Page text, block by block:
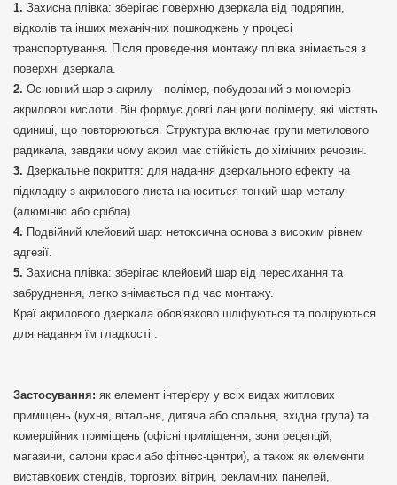
Захисна плівка: зберігає поверхню дзеркала від подряпин,
відколів та інших механічних пошкоджень у процесі
транспортування. Після проведення монтажу плівка знімається з
поверхні дзеркала.
Основний шар з акрилу - полімер, побудований з мономерів
акрилової кислоти. Він формує довгі ланцюги полімеру, які містять
одиниці, що повторюються. Структура включає групи метилового
радикала, завдяки чому акрил має стійкість до хімічних речовин.
Дзеркальне покриття: для надання дзеркального ефекту на
підкладку з акрилового листа наноситься тонкий шар металу
(алюмінію або срібла).
Подвійний клейовий шар: нетоксична основа з високим рівнем
адгезії.
Захисна плівка: зберігає клейовий шар від пересихання та
забруднення, легко знімається під час монтажу.
Краї акрилового дзеркала обов'язково шліфуються та поліруються
для надання їм гладкості .
Застосування: як елемент інтер'єру у всіх видах житлових
приміщень (кухня, вітальня, дитяча або спальня, вхідна група) та
комерційних приміщень (офісні приміщення, зони рецепцій,
магазини, салони краси або фітнес-центри), а також як елементи
виставкових стендів, торгових вітрин, рекламних панелей,